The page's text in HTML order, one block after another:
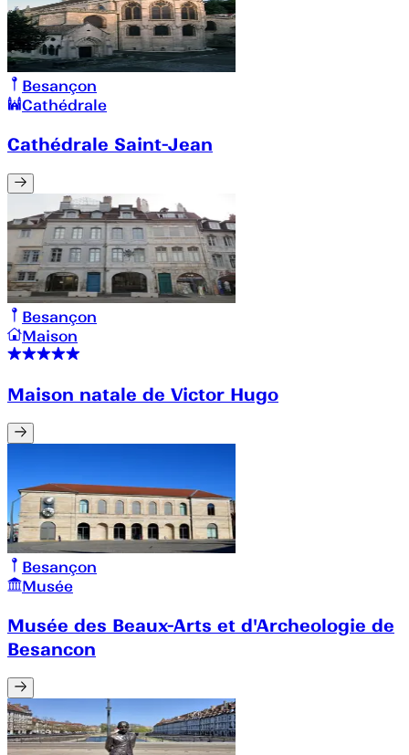
Besançon
Cathédrale
Cathédrale Saint-Jean
Besançon
Maison
Maison natale de Victor Hugo
Besançon
Musée
Musée des Beaux-Arts et d'Archeologie de
Besancon